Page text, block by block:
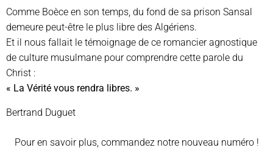
Comme Boèce en son temps, du fond de sa prison Sansal
demeure peut-être le plus libre des Algériens.
Et il nous fallait le témoignage de ce romancier agnostique
de culture musulmane pour comprendre cette parole du
Christ :
« La Vérité vous rendra libres. »
Bertrand Duguet
Pour en savoir plus, commandez notre nouveau numéro !